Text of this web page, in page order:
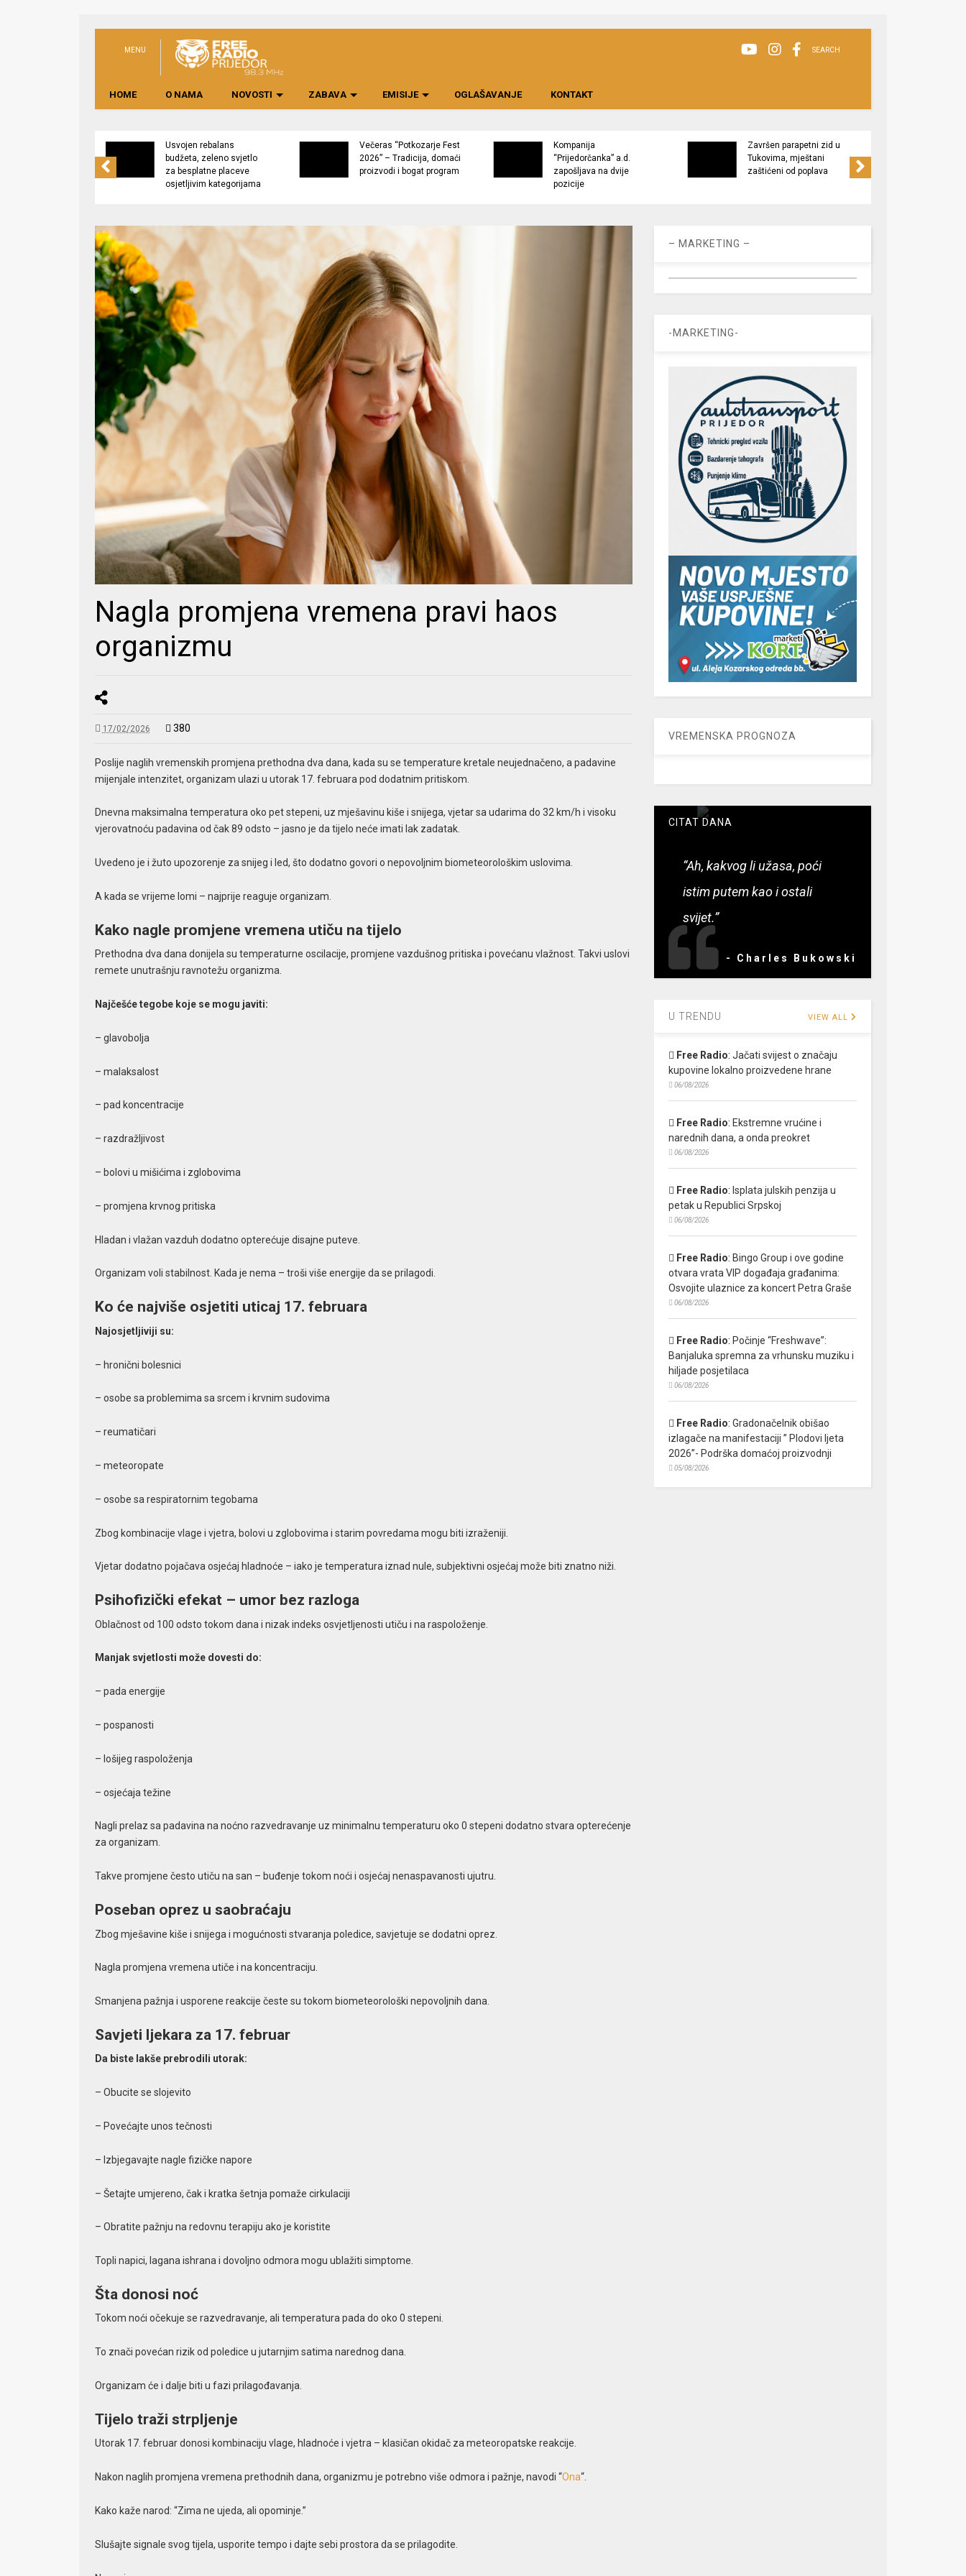
MENU SEARCH
HOME O NAMA NOVOSTI ZABAVA EMISIJE OGLAŠAVANJE KONTAKT
Usvojen rebalans
budžeta, zeleno svjetlo
za besplatne placeve
osjetljivim kategorijama
Večeras “Potkozarje Fest
2026” – Tradicija, domaći
proizvodi i bogat program
Kompanija
“Prijedorčanka” a.d.
zapošljava na dvije
pozicije
Završen parapetni zid u
Tukovima, mještani
zaštićeni od poplava
Nagla promjena vremena pravi haos
organizmu
17/02/2026 380
​Poslije naglih vremenskih promjena prethodna dva dana, kada su se temperature kretale neujednačeno, a padavine
mijenjale intenzitet, organizam ulazi u utorak 17. februara pod dodatnim pritiskom.
Dnevna maksimalna temperatura oko pet stepeni, uz mješavinu kiše i snijega, vjetar sa udarima do 32 km/h i visoku
vjerovatnoću padavina od čak 89 odsto – jasno je da tijelo neće imati lak zadatak.
Uvedeno je i žuto upozorenje za snijeg i led, što dodatno govori o nepovoljnim biometeorološkim uslovima.
A kada se vrijeme lomi – najprije reaguje organizam.
Kako nagle promjene vremena utiču na tijelo
Prethodna dva dana donijela su temperaturne oscilacije, promjene vazdušnog pritiska i povećanu vlažnost. Takvi uslovi
remete unutrašnju ravnotežu organizma.
Najčešće tegobe koje se mogu javiti:
– glavobolja
– malaksalost
– pad koncentracije
– razdražljivost
– bolovi u mišićima i zglobovima
– promjena krvnog pritiska
Hladan i vlažan vazduh dodatno opterećuje disajne puteve.
Organizam voli stabilnost. Kada je nema – troši više energije da se prilagodi.
Ko će najviše osjetiti uticaj 17. februara
Najosjetljiviji su:
– hronični bolesnici
– osobe sa problemima sa srcem i krvnim sudovima
– reumatičari
– meteoropate
– osobe sa respiratornim tegobama
Zbog kombinacije vlage i vjetra, bolovi u zglobovima i starim povredama mogu biti izraženiji.
Vjetar dodatno pojačava osjećaj hladnoće – iako je temperatura iznad nule, subjektivni osjećaj može biti znatno niži.
Psihofizički efekat – umor bez razloga
Oblačnost od 100 odsto tokom dana i nizak indeks osvjetljenosti utiču i na raspoloženje.
Manjak svjetlosti može dovesti do:
– pada energije
– pospanosti
– lošijeg raspoloženja
– osjećaja težine
Nagli prelaz sa padavina na noćno razvedravanje uz minimalnu temperaturu oko 0 stepeni dodatno stvara opterećenje
za organizam.
Takve promjene često utiču na san – buđenje tokom noći i osjećaj nenaspavanosti ujutru.
Poseban oprez u saobraćaju
Zbog mješavine kiše i snijega i mogućnosti stvaranja poledice, savjetuje se dodatni oprez.
Nagla promjena vremena utiče i na koncentraciju.
Smanjena pažnja i usporene reakcije česte su tokom biometeorološki nepovoljnih dana.
Savjeti ljekara za 17. februar
Da biste lakše prebrodili utorak:
– Obucite se slojevito
– Povećajte unos tečnosti
– Izbjegavajte nagle fizičke napore
– Šetajte umjereno, čak i kratka šetnja pomaže cirkulaciji
– Obratite pažnju na redovnu terapiju ako je koristite
Topli napici, lagana ishrana i dovoljno odmora mogu ublažiti simptome.
Šta donosi noć
Tokom noći očekuje se razvedravanje, ali temperatura pada do oko 0 stepeni.
To znači povećan rizik od poledice u jutarnjim satima narednog dana.
Organizam će i dalje biti u fazi prilagođavanja.
Tijelo traži strpljenje
Utorak 17. februar donosi kombinaciju vlage, hladnoće i vjetra – klasičan okidač za meteoropatske reakcije.
Nakon naglih promjena vremena prethodnih dana, organizmu je potrebno više odmora i pažnje, navodi “Ona“.
Kako kaže narod: “Zima ne ujeda, ali opominje.”
Slušajte signale svog tijela, usporite tempo i dajte sebi prostora da se prilagodite.
– MARKETING –
-MARKETING-
VREMENSKA PROGNOZA
CITAT DANA
“Ah, kakvog li užasa, poći
istim putem kao i ostali
svijet.”
- Charles Bukowski
U TRENDU VIEW ALL
Free Radio: Jačati svijest o značaju
kupovine lokalno proizvedene hrane
06/08/2026
Free Radio: Ekstremne vrućine i
narednih dana, a onda preokret
06/08/2026
Free Radio: Isplata julskih penzija u
petak u Republici Srpskoj
06/08/2026
Free Radio: Bingo Group i ove godine
otvara vrata VIP događaja građanima:
Osvojite ulaznice za koncert Petra Graše
06/08/2026
Free Radio: Počinje “Freshwave”:
Banjaluka spremna za vrhunsku muziku i
hiljade posjetilaca
06/08/2026
Free Radio: Gradonačelnik obišao
izlagače na manifestaciji ” Plodovi ljeta
2026”- Podrška domaćoj proizvodnji
05/08/2026